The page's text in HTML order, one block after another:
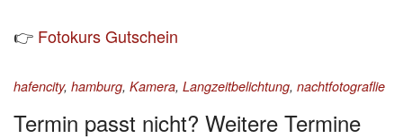
👉 Fotokurs Gutschein
hafencity, hamburg, Kamera, Langzeitbelichtung, nachtfotograflie
Termin passt nicht? Weitere Termine